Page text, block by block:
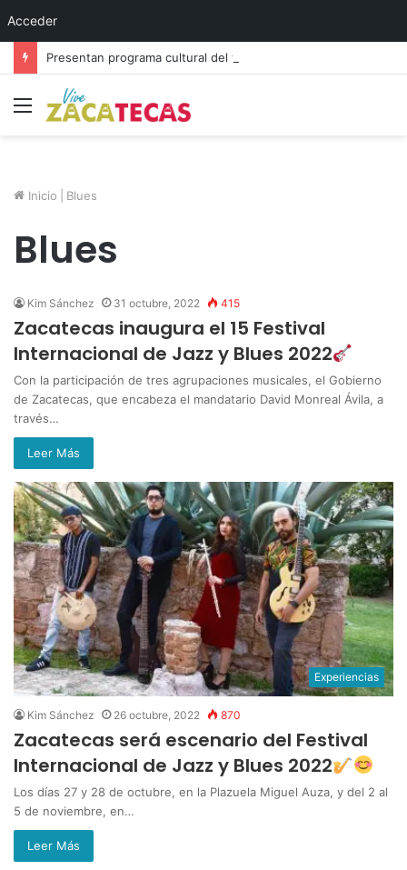
Acceder
Menú
Inicio Blues
Blues
Kim Sánchez 31 octubre, 2022 415
Zacatecas inaugura el 15 Festival
Internacional de Jazz y Blues 2022
Con la participación de tres agrupaciones musicales, el Gobierno
de Zacatecas, que encabeza el mandatario David Monreal Ávila, a
través…
Leer Más
Experiencias
Kim Sánchez 26 octubre, 2022 870
Zacatecas será escenario del Festival
Internacional de Jazz y Blues 2022
Los días 27 y 28 de octubre, en la Plazuela Miguel Auza, y del 2 al
5 de noviembre, en…
Leer Más